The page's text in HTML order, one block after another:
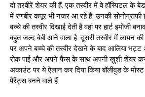
दो तरवीरें शेयर की हैं. एक तस्वीर में वे हॉस्पिटल के
में रणबीर कपूर भी नजर आ रहे हैं. उनकी सोनोग्राफी
बच्चे की तस्वीर दिखाई देती है वहां पर हार्ट इमोजी
बहुत जल्द बेबी आने वाला है. दूसरी तस्वीर में लायन
पर अपने बच्चे की तस्वीर देखने के बाद आलिया भट्ट
रोक पाई और अपने फैंस के साथ अपनी ख़ुशी शेयर
अकाउंट पर ये ऐलान कर दिया किया बॉलीवुड के
पैरेंट्स बनने वाले हैं.